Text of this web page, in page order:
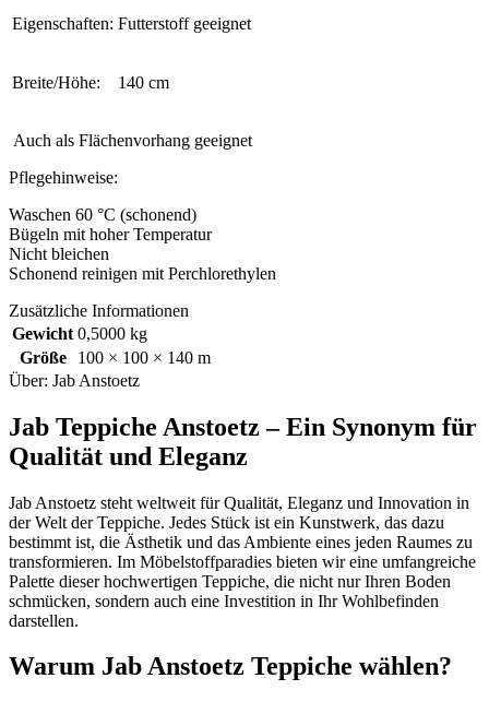
Eigenschaften: Futterstoff geeignet
Breite/Höhe: 140 cm
Auch als Flächenvorhang geeignet
Pflegehinweise:
Waschen 60 °C (schonend)
Bügeln mit hoher Temperatur
Nicht bleichen
Schonend reinigen mit Perchlorethylen
Zusätzliche Informationen
Gewicht 0,5000 kg
Größe
100 × 100 × 140 m
Über: Jab Anstoetz
Jab Teppiche Anstoetz – Ein Synonym für
Qualität und Eleganz
Jab Anstoetz steht weltweit für Qualität, Eleganz und Innovation in
der Welt der Teppiche. Jedes Stück ist ein Kunstwerk, das dazu
bestimmt ist, die Ästhetik und das Ambiente eines jeden Raumes zu
transformieren. Im Möbelstoffparadies bieten wir eine umfangreiche
Palette dieser hochwertigen Teppiche, die nicht nur Ihren Boden
schmücken, sondern auch eine Investition in Ihr Wohlbefinden
darstellen.
Warum Jab Anstoetz Teppiche wählen?